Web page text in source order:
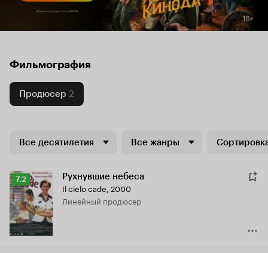
Фильмография
Продюсер 2
Все десятилетия Все жанры
Рейтинг
Кинопоиска
7.2
7.2 Рухнувшие небеса
Il cielo cade, 2000
линейный продюсер